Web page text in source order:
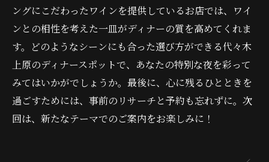
ングにこだわったワインを提供しているお店では、ワイ
ンとの相性を考えた一皿がディナーの質を高めてくれま
す。どのようなシーンにも合った選び方ができる代々木
上原のディナースポットで、あなたの特別な夜を彩って
みてはいかがでしょうか。最後に、心に残るひとときを
過ごすためには、事前のリサーチと予約も忘れずに。次
回は、新たなテーマでのご案内をお楽しみに！